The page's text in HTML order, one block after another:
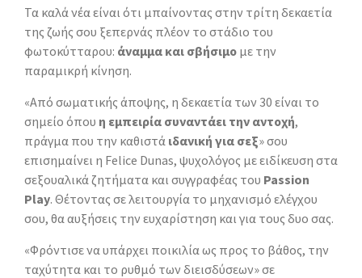
Τα καλά νέα είναι ότι μπαίνοντας στην τρίτη δεκαετία
της ζωής σου ξεπερνάς πλέον το στάδιο του
φωτοκύτταρου: άναμμα και σβήσιμο με την
παραμικρή κίνηση.
«Από σωματικής άποψης, η δεκαετία των 30 είναι το
σημείο όπου η εμπειρία συναντάει την αντοχή,
πράγμα που την καθιστά ιδανική για σεξ» σου
επισημαίνει η Felice Dunas, ψυχολόγος με ειδίκευση στα
σεξουαλικά ζητήματα και συγγραφέας του Passion
Play. Θέτοντας σε λειτουργία το μηχανισμό ελέγχου
σου, θα αυξήσεις την ευχαρίστηση και για τους δυο σας.
«Φρόντισε να υπάρχει ποικιλία ως προς το βάθος, την
ταχύτητα και το ρυθμό των διεισδύσεων» σε